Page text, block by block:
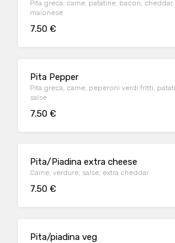
Pita greca, carne, patatine, bacon,
maionese
7.50 €
Pita Pepper
Pita greca, carne, peperoni verdi fritti,
salse
7.50 €
Pita/Piadina extra cheese
Carne, verdure, salse, extra cheddar
7.50 €
Pita/piadina veg